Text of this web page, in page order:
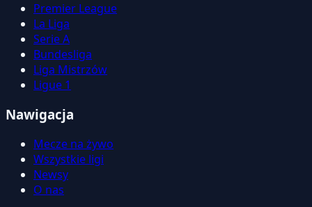
Premier League
La Liga
Serie A
Bundesliga
Liga Mistrzów
Ligue 1
Nawigacja
Mecze na żywo
Wszystkie ligi
Newsy
O nas